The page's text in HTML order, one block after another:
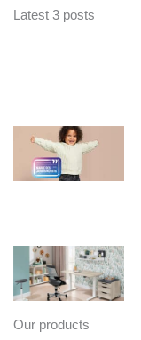
Latest 3 posts
Our products